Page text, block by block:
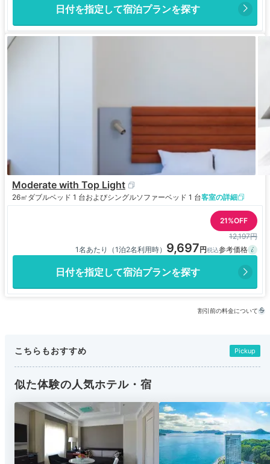
日付を指定して宿泊プランを探す
Moderate with Top Light
26㎡ ダブルベッド 1 台およびシングルソファーベッド 1 台客室の詳細
21%OFF
12,197円
1名あたり（1泊2名利用時） 9,697
日付を指定して宿泊プランを探す
割引前の料金について
こちらもおすすめ Pickup
似た体験の人気ホテル・宿